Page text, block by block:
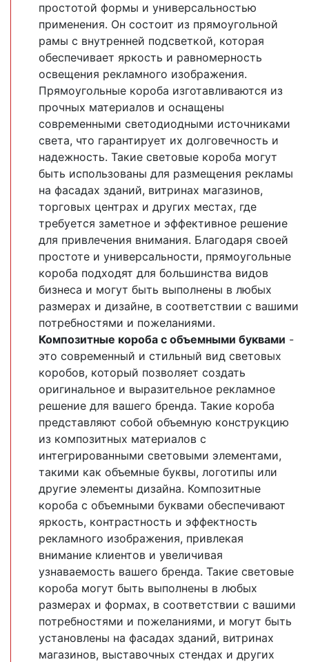
простотой формы и универсальностью
применения. Он состоит из прямоугольной
рамы с внутренней подсветкой, которая
обеспечивает яркость и равномерность
освещения рекламного изображения.
Прямоугольные короба изготавливаются из
прочных материалов и оснащены
современными светодиодными источниками
света, что гарантирует их долговечность и
надежность. Такие световые короба могут
быть использованы для размещения рекламы
на фасадах зданий, витринах магазинов,
торговых центрах и других местах, где
требуется заметное и эффективное решение
для привлечения внимания. Благодаря своей
простоте и универсальности, прямоугольные
короба подходят для большинства видов
бизнеса и могут быть выполнены в любых
размерах и дизайне, в соответствии с вашими
потребностями и пожеланиями.
Композитные короба с объемными буквами -
это современный и стильный вид световых
коробов, который позволяет создать
оригинальное и выразительное рекламное
решение для вашего бренда. Такие короба
представляют собой объемную конструкцию
из композитных материалов с
интегрированными световыми элементами,
такими как объемные буквы, логотипы или
другие элементы дизайна. Композитные
короба с объемными буквами обеспечивают
яркость, контрастность и эффектность
рекламного изображения, привлекая
внимание клиентов и увеличивая
узнаваемость вашего бренда. Такие световые
короба могут быть выполнены в любых
размерах и формах, в соответствии с вашими
потребностями и пожеланиями, и могут быть
установлены на фасадах зданий, витринах
магазинов, выставочных стендах и других